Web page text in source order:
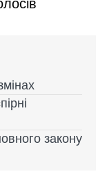
закону